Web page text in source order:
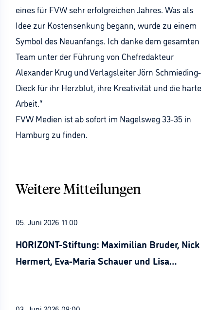
eines für FVW sehr erfolgreichen Jahres. Was als
Idee zur Kostensenkung begann, wurde zu einem
Symbol des Neuanfangs. Ich danke dem gesamten
Team unter der Führung von Chefredakteur
Alexander Krug und Verlagsleiter Jörn Schmieding-
Dieck für ihr Herzblut, ihre Kreativität und die harte
Arbeit.“
FVW Medien ist ab sofort im Nagelsweg 33-35 in
Hamburg zu finden.
Weitere Mitteilungen
05. Juni 2026 11:00
HORIZONT-Stiftung: Maximilian Bruder, Nick
Hermert, Eva-Maria Schauer und Lisa